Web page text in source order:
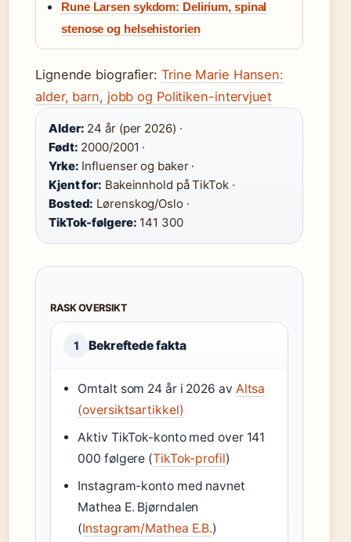
Rune Larsen sykdom: Delirium, spinal
stenose og helsehistorien
Lignende biografier: Trine Marie Hansen:
alder, barn, jobb og Politiken-intervjuet
Alder: 24 år (per 2026) ·
Født: 2000/2001 ·
Yrke: Influenser og baker ·
Kjent for: Bakeinnhold på TikTok ·
Bosted: Lørenskog/Oslo ·
TikTok-følgere: 141 300
RASK OVERSIKT
1 Bekreftede fakta
Omtalt som 24 år i 2026 av Altsa
(oversiktsartikkel)
Aktiv TikTok-konto med over 141
000 følgere (TikTok-profil)
Instagram-konto med navnet
Mathea E. Bjørndalen
(Instagram/Mathea E.B.)